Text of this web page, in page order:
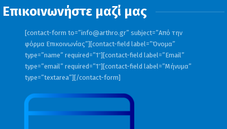
Επικοινωνήστε μαζί μας
[contact-form to=”info@arthro.gr” subject=”Από την
φόρμα Επικοινωνίας”][contact-field label=”Όνομα”
type=”name” required=”1″][contact-field label=”Email”
type=”email” required=”1″][contact-field label=”Μήνυμα”
type=”textarea”][/contact-form]